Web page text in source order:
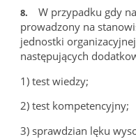
8.W przypadku gdy
prowadzony na
jednostki
następujących
1)test wiedzy;
2)test kompetencyjny;
3)sprawdzian lęku